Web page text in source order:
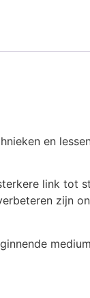
en
link tot
zijn